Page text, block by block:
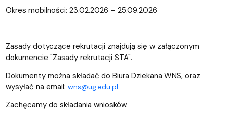
Okres mobilności: 23.02.2026 – 25.09.2026
Zasady dotyczące rekrutacji znajdują się w załączonym
dokumencie "Zasady rekrutacji STA".
Dokumenty można składać do Biura Dziekana WNS, oraz
wysyłać na email: wns@ug.edu.pl
Zachęcamy do składania wniosków.